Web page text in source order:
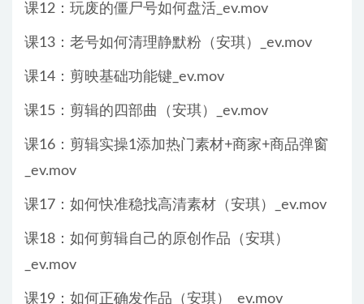
课12：玩废的僵尸号如何盘活_ev.mov
课13：老号如何清理静默粉（安琪）_ev.mov
课14：剪映基础功能键_ev.mov
课15：剪辑的四部曲（安琪）_ev.mov
课16：剪辑实操1添加热门素材+商家+商品弹窗
_ev.mov
课17：如何快准稳找高清素材（安琪）_ev.mov
课18：如何剪辑自己的原创作品（安琪）
_ev.mov
课19：如何正确发作品（安琪）_ev.mov